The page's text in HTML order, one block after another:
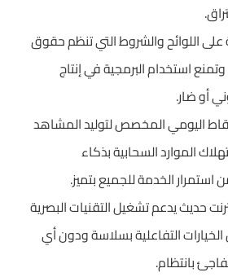
على اللوائح والشروط التي تنظم حقوق
استخدام البرمجية في إنتاج
أو ضار.
اليومي المخصص لتوليد المشاهد
الموارد السحابية بذكاء
الخدمة للجميع بتميز.
حديث يدعم تشغيل التقنيات البصرية
التفاعلية بسلاسة ودون أي
بانتظام.